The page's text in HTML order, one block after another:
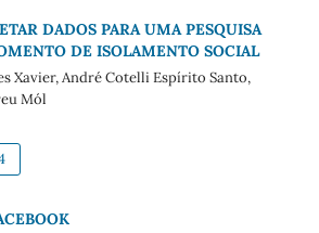
DADOS PARA UMA PESQUISA
DE ISOLAMENTO SOCIAL
Xavier, André Cotelli Espírito Santo,
Mól